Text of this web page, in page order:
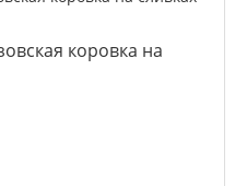
коровка на